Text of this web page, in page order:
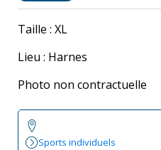
Taille : XL
Lieu : Harnes
Photo non contractuelle
Sports individuels